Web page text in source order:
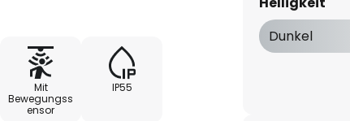
zum Erstrahlen. Der
beim Registrieren einer
Mit
Bewegungss
ensor
IP55
Dunkel